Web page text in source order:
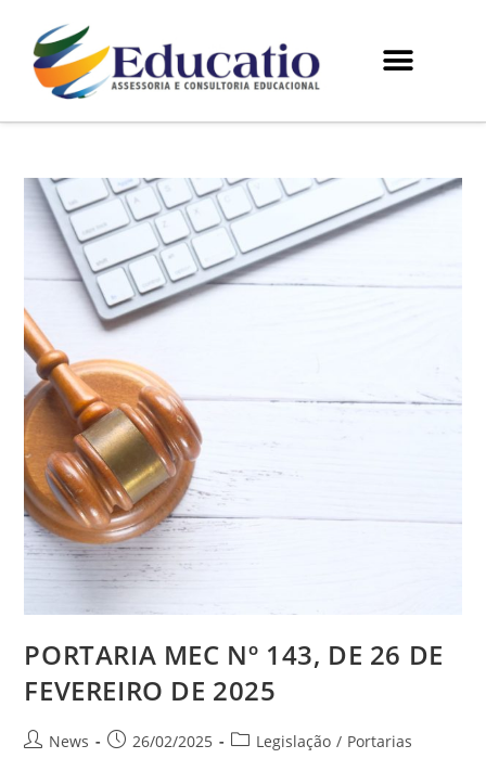
PORTARIA MEC Nº 143, DE 26 DE
FEVEREIRO DE 2025
News 26/02/2025 Legislação / Portarias